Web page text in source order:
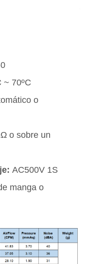
~ 70ºC
o
o sobre un
AC500V 1S
manga o